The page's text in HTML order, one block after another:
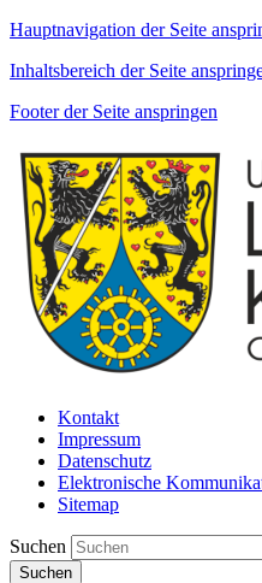
Hauptnavigation der Seite
Inhaltsbereich der Seite
Footer der Seite anspringen
Kontakt
Impressum
Datenschutz
Elektronische
Sitemap
Suchen
Suchen